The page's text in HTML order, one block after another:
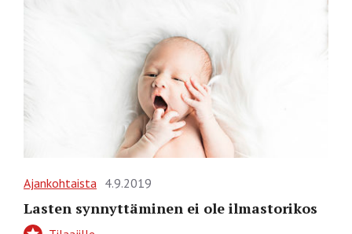
Ajankohtaista 4.9.2019
Lasten synnyttäminen ei ole ilmastorikos